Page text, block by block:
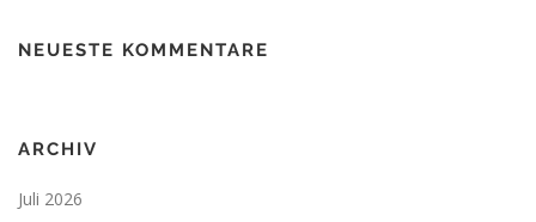
NEUESTE KOMMENTARE
ARCHIV
Juli 2026